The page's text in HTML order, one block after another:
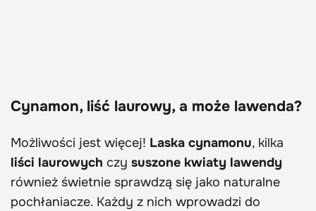
Cynamon, liść laurowy, a może lawenda?
Możliwości jest więcej! Laska cynamonu, kilka
liści laurowych czy suszone kwiaty lawendy
również świetnie sprawdzą się jako naturalne
pochłaniacze. Każdy z nich wprowadzi do